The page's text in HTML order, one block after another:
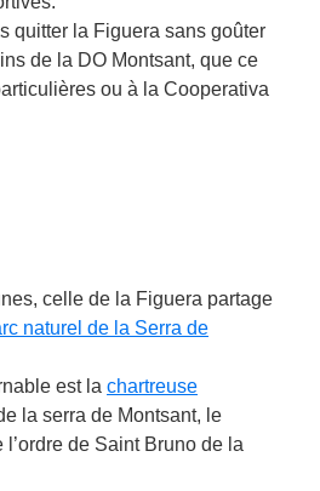
quitter la Figuera sans goûter
de la DO Montsant, que ce
ou à la Cooperativa
celle de la Figuera partage
naturel de la Serra de
est la chartreuse
la serra de Montsant, le
de Saint Bruno de la